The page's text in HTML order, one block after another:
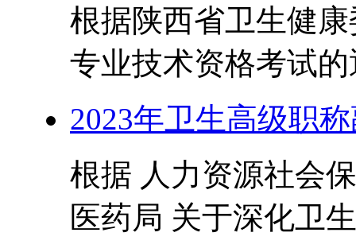
根据陕西省卫生健
专业技术资格考试
2023年卫生高级职
根据 人力资源社会
医药局 关于深化卫